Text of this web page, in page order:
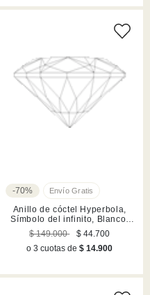
-70%
Anillo de cóctel Hyperbola,
Símbolo del infinito, Blanco,
Acabado en rodio
$ 149.000
$ 44.700
o 3 cuotas de$ 14.900